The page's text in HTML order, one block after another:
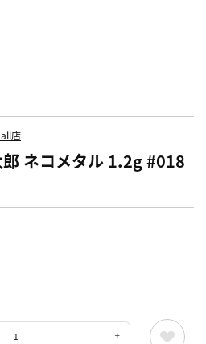
店
ネコメタル 1.2g #018